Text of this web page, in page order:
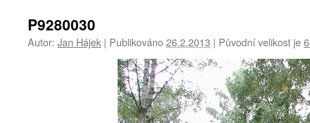
P9280030
Autor: Jan Hájek | Publikováno26.2.2013 | Původní velikost je